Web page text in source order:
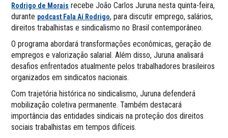
Rodrigo de Morais recebe João Carlos Juruna nesta quinta-feira,
durante podcast Fala Aí Rodrigo, para discutir emprego, salários,
direitos trabalhistas e sindicalismo no Brasil contemporâneo.
O programa abordará transformações econômicas, geração de
empregos e valorização salarial. Além disso, Juruna analisará
desafios enfrentados atualmente pelos trabalhadores brasileiros
organizados em sindicatos nacionais.
Com trajetória histórica no sindicalismo, Juruna defenderá
mobilização coletiva permanente. Também destacará
importância das entidades sindicais na proteção dos direitos
sociais trabalhistas em tempos difíceis.